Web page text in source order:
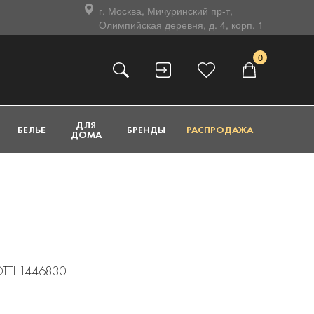
г. Москва, Мичуринский пр-т,
Олимпийская деревня, д. 4, корп. 1
0
БЕЛЬЕ ДЛЯ
ДОМА БРЕНДЫ РАСПРОДАЖА
1446830